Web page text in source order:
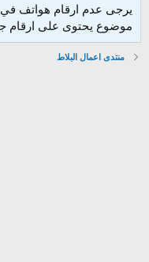
يرجى عدم ارقام هواتف
موضوع يحتوى على ارقام
منتدى اعمال البلاط